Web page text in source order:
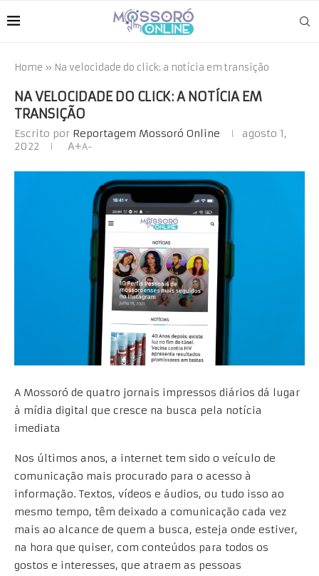
Home » Na velocidade do click: a notícia em transição
NA VELOCIDADE DO CLICK: A NOTÍCIA EM
TRANSIÇÃO
Escrito por Reportagem Mossoró Online
agosto 1,
2022
A+A-
A Mossoró de quatro jornais impressos diários dá lugar
à mídia digital que cresce na busca pela notícia
imediata
Nos últimos anos, a internet tem sido o veículo de
comunicação mais procurado para o acesso à
informação. Textos, vídeos e áudios, ou tudo isso ao
mesmo tempo, têm deixado a comunicação cada vez
mais ao alcance de quem a busca, esteja onde estiver,
na hora que quiser, com conteúdos para todos os
gostos e interesses, que atraem as pessoas